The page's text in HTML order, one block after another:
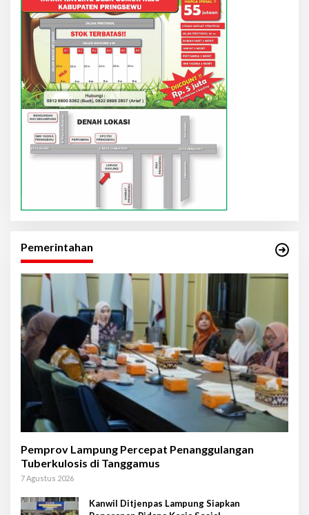
Pemerintahan
Pemprov Lampung Percepat Penanggulangan
Tuberkulosis di Tanggamus
7 Agustus 2026
Kanwil Ditjenpas Lampung Siapkan